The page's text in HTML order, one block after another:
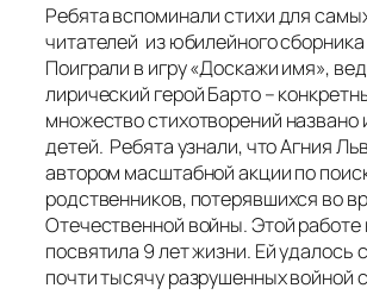
Ребята вспоминали стихи для
читателей из юбилейного
Поиграли в игру «Доскажи имя»,
лирический герой Барто –
множество стихотворений
детей. Ребята узнали, что Агния
автором масштабной акции по
родственников, потерявшихся во
Отечественной войны. Этой работе
посвятила 9 лет жизни. Ей удалось
почти тысячу разрушенных войной